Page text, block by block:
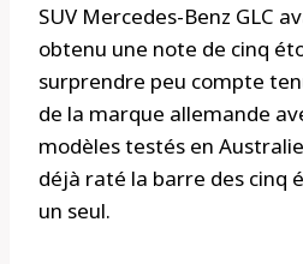
SUV Mercedes-Benz GLC
obtenu une note de cinq
surprendre peu compte
de la marque allemande
modèles testés en
déjà raté la barre des cinq
un seul.